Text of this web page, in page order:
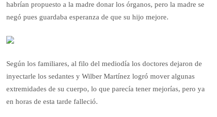
habrían propuesto a la madre donar los órganos, pero la madre se
negó pues guardaba esperanza de que su hijo mejore.
Según los familiares, al filo del mediodía los doctores dejaron de
inyectarle los sedantes y Wilber Martínez logró mover algunas
extremidades de su cuerpo, lo que parecía tener mejorías, pero ya
en horas de esta tarde falleció.